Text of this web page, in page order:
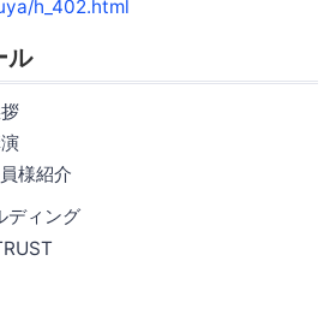
h_402.html
ル
様紹介
ディング